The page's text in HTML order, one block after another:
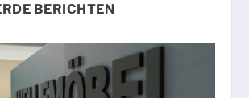
BERICHTEN